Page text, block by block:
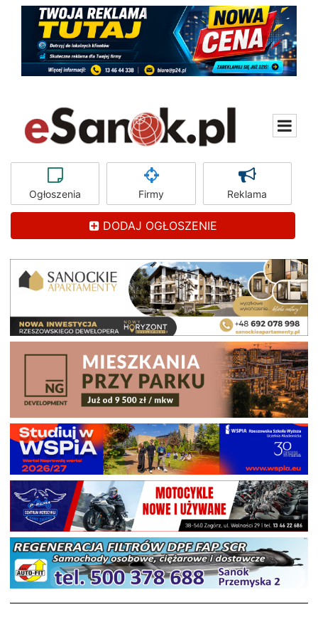
Ogłoszenia Firmy Reklama
DODAJ OGŁOSZENIE